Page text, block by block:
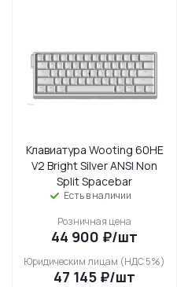
Клавиатура Wooting 60HE
V2 Bright Silver ANSI Non
Split Spacebar
Есть в наличии
Розничная цена
44 900 ₽/шт
Юридическим лицам (НДС 5%)
47 145 ₽/шт